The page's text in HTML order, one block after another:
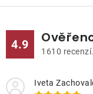
4.9 1610 recenzí.
Iveta